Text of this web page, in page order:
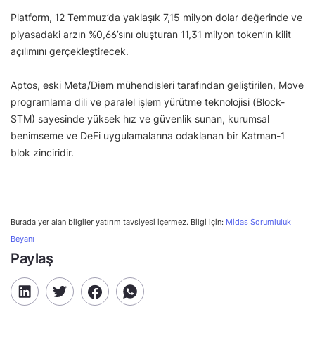
Platform, 12 Temmuz’da yaklaşık 7,15 milyon dolar değerinde ve
piyasadaki arzın %0,66’sını oluşturan 11,31 milyon token’ın kilit
açılımını gerçekleştirecek.
Aptos, eski Meta/Diem mühendisleri tarafından geliştirilen, Move
programlama dili ve paralel işlem yürütme teknolojisi (Block-
STM) sayesinde yüksek hız ve güvenlik sunan, kurumsal
benimseme ve DeFi uygulamalarına odaklanan bir Katman-1
blok zinciridir.
Burada yer alan bilgiler yatırım tavsiyesi içermez. Bilgi için: Midas Sorumluluk
Beyanı
Paylaş